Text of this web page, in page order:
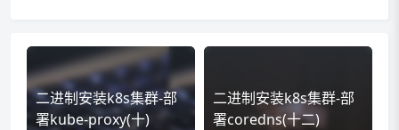
二进制安装k8s集群-部
署kube-proxy(十)
二进制安装k8s集群-部
署coredns(十二)